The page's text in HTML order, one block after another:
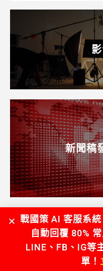
新聞稿
GOOGLE五星
戰國策 AI 客服系
自動回覆 80%
LINE、FB、IG等
單！